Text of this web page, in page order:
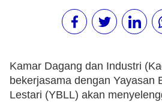
Kamar Dagang dan Industri
bekerjasama dengan Yayasan
Lestari (YBLL) akan